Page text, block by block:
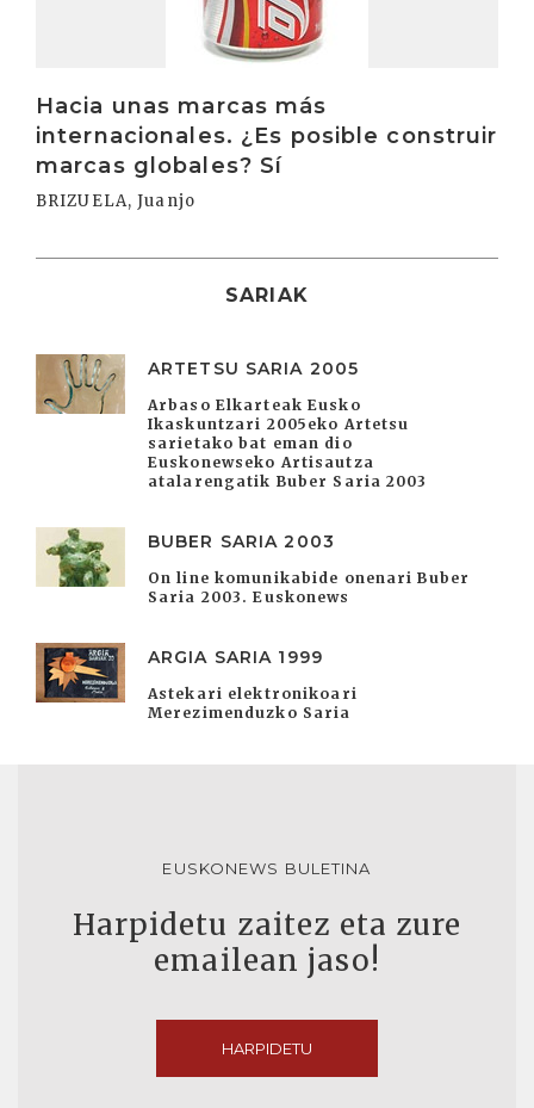
Hacia unas marcas más
internacionales. ¿Es posible construir
marcas globales? Sí
BRIZUELA, Juanjo
SARIAK
ARTETSU SARIA 2005
Arbaso Elkarteak Eusko
Ikaskuntzari 2005eko Artetsu
sarietako bat eman dio
Euskonewseko Artisautza
atalarengatik Buber Saria 2003
BUBER SARIA 2003
On line komunikabide onenari Buber
Saria 2003. Euskonews
ARGIA SARIA 1999
Astekari elektronikoari
Merezimenduzko Saria
EUSKONEWS BULETINA
Harpidetu zaitez eta zure
emailean jaso!
HARPIDETU